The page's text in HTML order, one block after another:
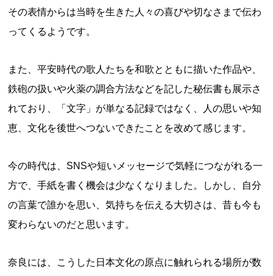
その表情からは当時を生きた人々の喜びや切なさまで伝わ
ってくるようです。
また、平安時代の歌人たちを和歌とともに描いた作品や、
鉄砲の扱いや火薬の調合方法などを記した秘伝書も展示さ
れており、「文字」が単なる記録ではなく、人の思いや知
恵、文化を後世へつないできたことを改めて感じます。
今の時代は、SNSや短いメッセージで気軽につながれる一
方で、手紙を書く機会は少なくなりました。しかし、自分
の言葉で誰かを思い、気持ちを伝える大切さは、昔も今も
変わらないのだと思います。
奈良には、こうした日本文化の原点に触れられる場所が数